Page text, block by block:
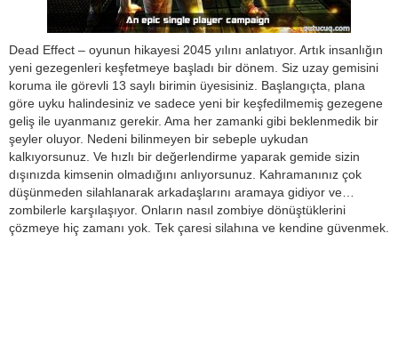
Dead Effect – oyunun hikayesi 2045 yılını anlatıyor. Artık insanlığın
yeni gezegenleri keşfetmeye başladı bir dönem. Siz uzay gemisini
koruma ile görevli 13 saylı birimin üyesisiniz. Başlangıçta, plana
göre uyku halindesiniz ve sadece yeni bir keşfedilmemiş gezegene
geliş ile uyanmanız gerekir. Ama her zamanki gibi beklenmedik bir
şeyler oluyor. Nedeni bilinmeyen bir sebeple uykudan
kalkıyorsunuz. Ve hızlı bir değerlendirme yaparak gemide sizin
dışınızda kimsenin olmadığını anlıyorsunuz. Kahramanınız çok
düşünmeden silahlanarak arkadaşlarını aramaya gidiyor ve…
zombilerle karşılaşıyor. Onların nasıl zombiye dönüştüklerini
çözmeye hiç zamanı yok. Tek çaresi silahına ve kendine güvenmek.